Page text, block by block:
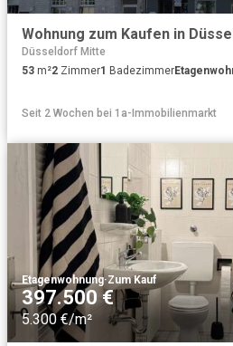
Düsseldorf Mitte
53 m²2 Zimmer1 Badezimmer
Seit 2 Wochen bei 1a-Immobilienmarkt
Etagenwohnung·Zum Kauf
397.500 €
5.300 €/m²